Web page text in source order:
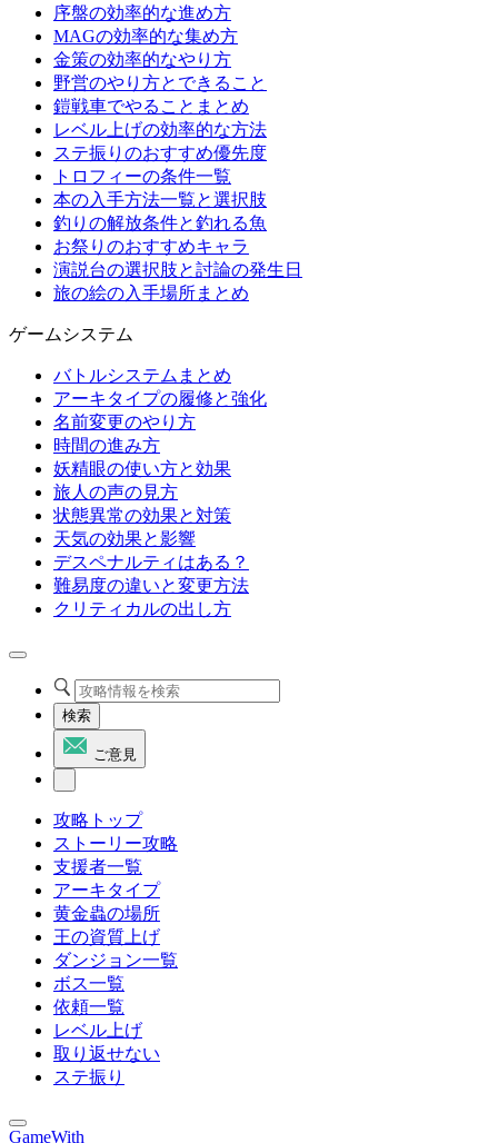
序盤の効率的な進め方
MAGの効率的な集め方
金策の効率的なやり方
野営のやり方とできること
鎧戦車でやることまとめ
レベル上げの効率的な方法
ステ振りのおすすめ優先度
トロフィーの条件一覧
本の入手方法一覧と選択肢
釣りの解放条件と釣れる魚
お祭りのおすすめキャラ
演説台の選択肢と討論の発生日
旅の絵の入手場所まとめ
ゲームシステム
バトルシステムまとめ
アーキタイプの履修と強化
名前変更のやり方
時間の進み方
妖精眼の使い方と効果
旅人の声の見方
状態異常の効果と対策
天気の効果と影響
デスペナルティはある？
難易度の違いと変更方法
クリティカルの出し方
検索
ご意見
攻略トップ
ストーリー攻略
支援者一覧
アーキタイプ
黄金蟲の場所
王の資質上げ
ダンジョン一覧
ボス一覧
依頼一覧
レベル上げ
取り返せない
ステ振り
GameWith